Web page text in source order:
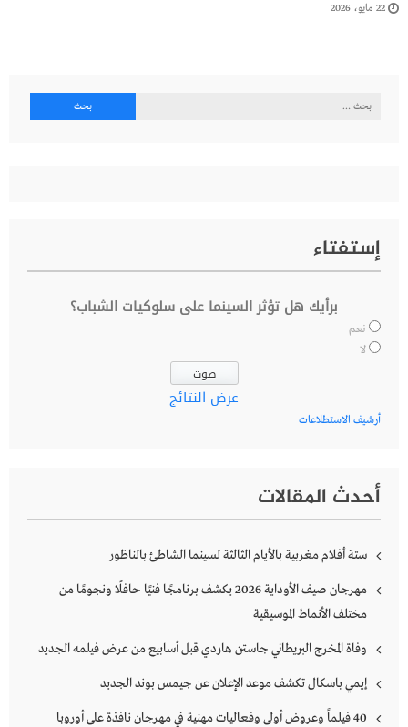
22 مايو، 2026
البحث
إستفتاء
برأيك هل تؤثر السينما على سلوكيات الشباب؟
نعم
لا
عرض النتائج
أرشيف الاستطلاعات
أحدث المقالات
ستة أفلام مغربية بالأيام الثالثة لسينما الشاطئ بالناظور
مهرجان صيف الأوداية 2026 يكشف برنامجًا فنيًا حافلًا ونجومًا من
مختلف الأنماط الموسيقية
وفاة المخرج البريطاني جاستن هاردي قبل أسابيع من عرض فيلمه الجديد
إيمي باسكال تكشف موعد الإعلان عن جيمس بوند الجديد
40 فيلماً وعروض أولى وفعاليات مهنية في مهرجان نافذة على أوروبا